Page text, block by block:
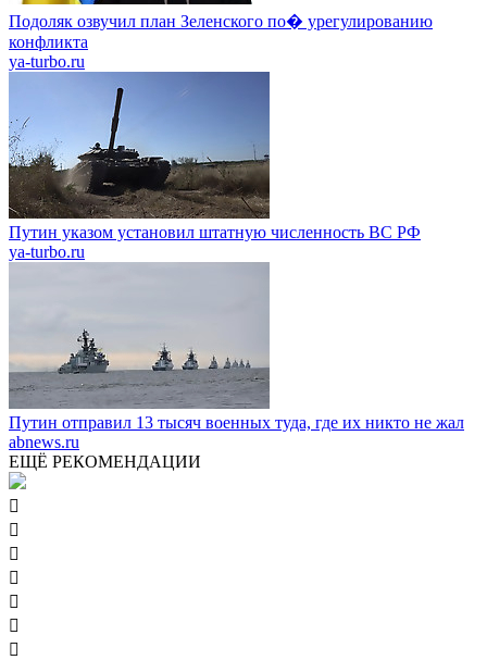
Подоляк озвучил план Зеленского по� урегулированию
конфликта
ya-turbo.ru
Путин указом установил штатную численность ВС РФ
ya-turbo.ru
Путин отправил 13 тысяч военных туда, где их никто не жал
abnews.ru
ЕЩЁ РЕКОМЕНДАЦИИ






